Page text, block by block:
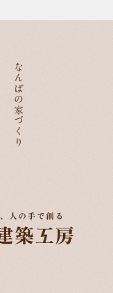
なんばの家づくり